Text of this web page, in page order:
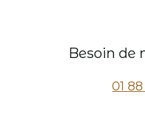
Besoin de
01